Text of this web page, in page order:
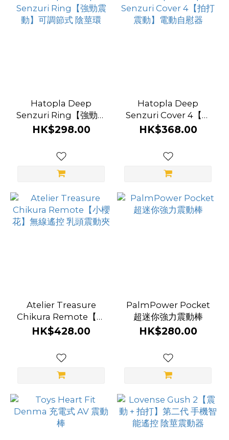
Hatopla
Lovense
(5)
Wand
(4)
Satisfyer
Svakom
(3)
看
更
多
Hatopla Deep
Senzuri Ring【強勁震
動】可調節式 陰莖環
HK$298.00
Hatopla Deep
Senzuri Cover 4【拍
打震動】電動自慰器
HK$368.00
Atelier Treasure
Chikura Remote【小
櫻花】無線遙控 乳頭震
HK$428.00
PalmPower Pocket
超迷你強力震動棒
HK$280.00